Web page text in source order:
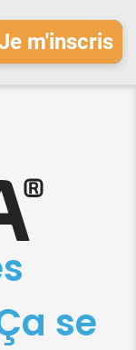
se